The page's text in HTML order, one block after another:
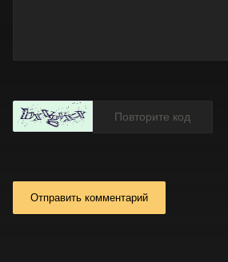
Отправить комментарий